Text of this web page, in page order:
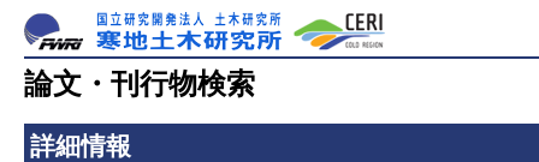
論文・刊行物検索
詳細情報